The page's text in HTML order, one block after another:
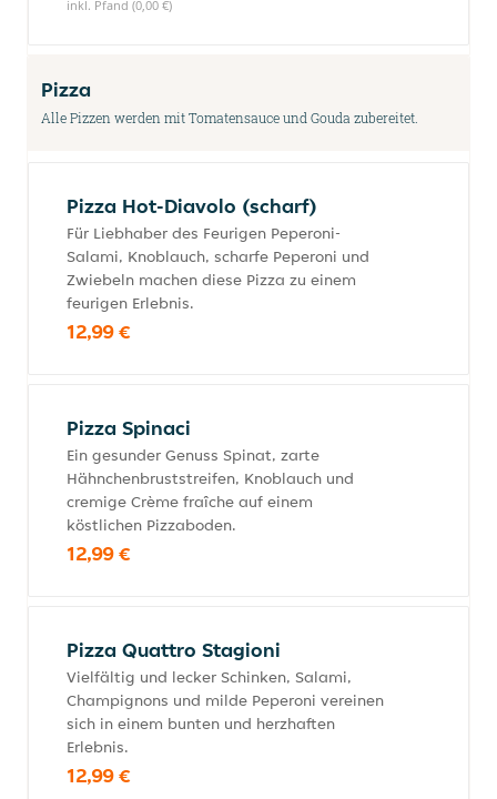
inkl. Pfand (0,00 €)
Pizza
Alle Pizzen werden mit Tomatensauce und Gouda zubereitet.
Pizza Hot-Diavolo (scharf)
Für Liebhaber des Feurigen Peperoni-
Salami, Knoblauch, scharfe Peperoni und
Zwiebeln machen diese Pizza zu einem
feurigen Erlebnis.
12,99 €
Pizza Spinaci
Ein gesunder Genuss Spinat, zarte
Hähnchenbruststreifen, Knoblauch und
cremige Crème fraîche auf einem
köstlichen Pizzaboden.
12,99 €
Pizza Quattro Stagioni
Vielfältig und lecker Schinken, Salami,
Champignons und milde Peperoni vereinen
sich in einem bunten und herzhaften
Erlebnis.
12,99 €